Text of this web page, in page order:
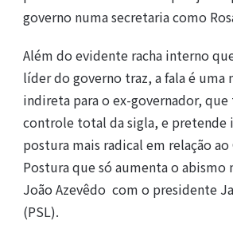
governo numa secretaria como
Além do evidente racha interno
líder do governo traz, a fala é uma
indireta para o ex-governador,
controle total da sigla, e
postura mais radical em relação ao
Postura que só aumenta o abismo
João Azevêdo com o presidente
(PSL).